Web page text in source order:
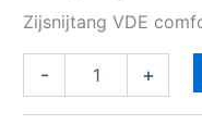
Zijsnijtang VDE
- +